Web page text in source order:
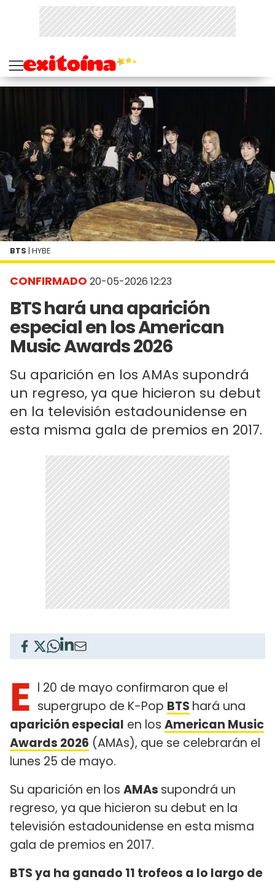
CONFIRMADO 20-05-2026 12:23
BTS hará una aparición
especial en los American
Music Awards 2026
Su aparición en los AMAs supondrá
un regreso, ya que hicieron su debut
en la televisión estadounidense en
esta misma gala de premios en 2017.
BTS | HYBE
E l 20 de mayo confirmaron que el
supergrupo de K-Pop BTS hará una
aparición especial en los American Music
Awards 2026 (AMAs), que se celebrarán el
lunes 25 de mayo.
Su aparición en los AMAs supondrá un
regreso, ya que hicieron su debut en la
televisión estadounidense en esta misma
gala de premios en 2017.
BTS ya ha ganado 11 trofeos a lo largo de